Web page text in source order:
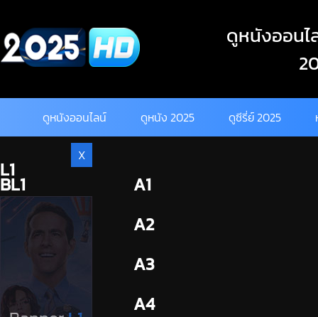
content
ดูหนังออนไ
ดูหนังออนไลน์ ดูหนัง 2025 ดูซีรี่ย์ 2025
BL1
A1
A2
A3
A4
X
L1